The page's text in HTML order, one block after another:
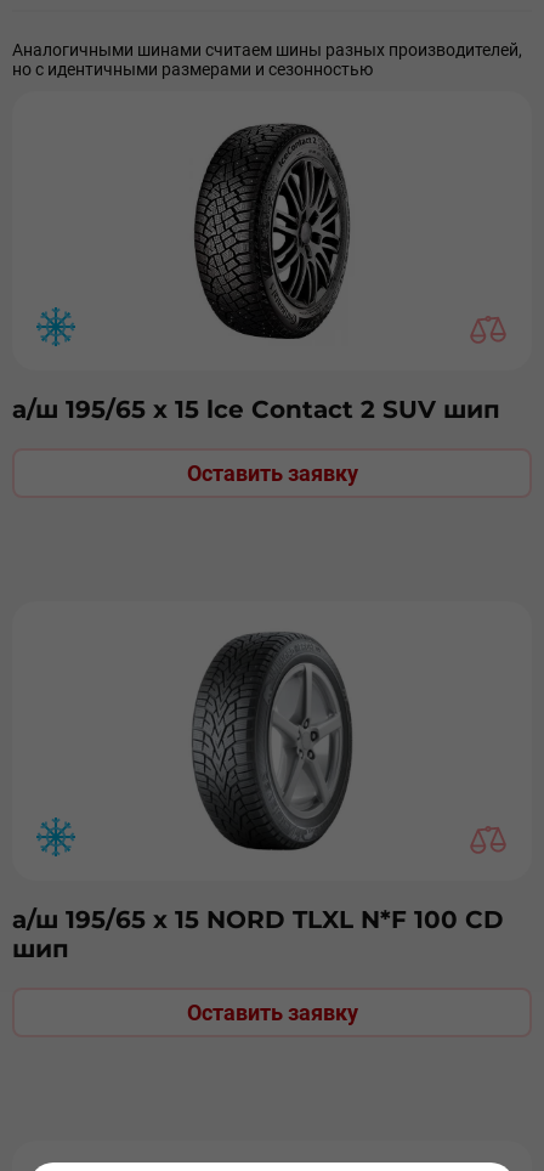
Аналогичными шинами считаем шины разных производителей,
но с идентичными размерами и сезонностью
а/ш 195/65 х 15 lce Contact 2 SUV шип
Оставить заявку
а/ш 195/65 х 15 NORD TLXL N*F 100 CD
шип
Оставить заявку